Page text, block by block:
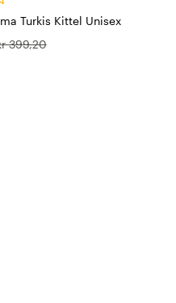
Turkis Kittel Unisex
399,20